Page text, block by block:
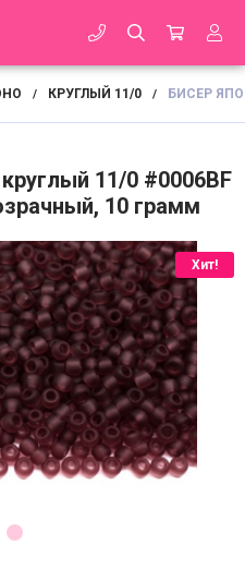
/ КРУГЛЫЙ 11/0 / БИСЕР
11/0 #0006BF
10 грамм
Хит!